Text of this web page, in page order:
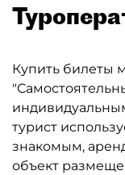
Купить билеты
турист
знакомым,
объект